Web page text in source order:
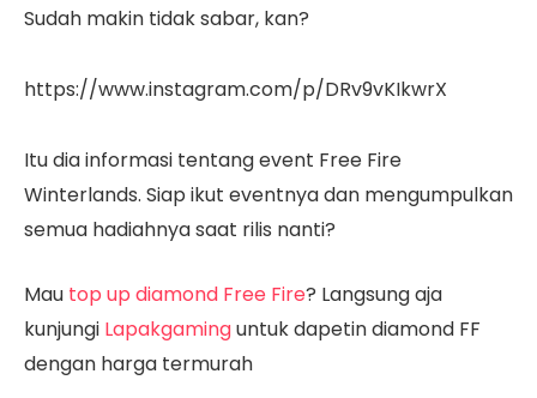
Sudah makin tidak sabar, kan?
https://www.instagram.com/p/DRv9vKIkwrX
Itu dia informasi tentang event Free Fire
Winterlands. Siap ikut eventnya dan mengumpulkan
semua hadiahnya saat rilis nanti?
Mau top up diamond Free Fire? Langsung aja
kunjungi Lapakgaminguntuk dapetin diamond FF
dengan harga termurah